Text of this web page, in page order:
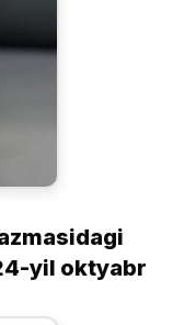
yil oktyabr